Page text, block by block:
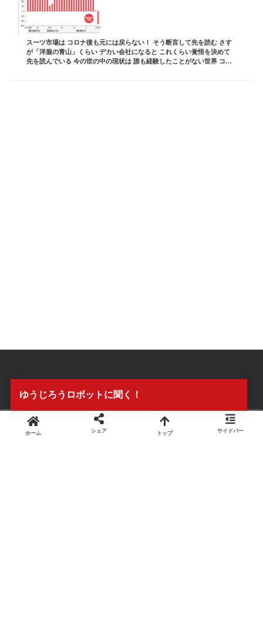
スーツ市場は コロナ後も元には戻らない！ そう断言して先を読む さす
が「洋服の青山」くらい デカい会社になると これくらい覚悟を決めて
先を読んでいる 今の世の中の現状は 誰も経験したことがない世界 ココ
ホーム シェア トップ サイドバー
ゆうじろうロボットに聞く！